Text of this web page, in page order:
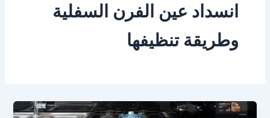
انسداد عين الفرن السفلية
وطريقة تنظيفها